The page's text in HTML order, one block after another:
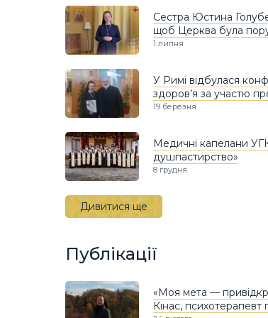
Сестра Юстина
щоб Церква була
1 липня
У Римі відбулася
здоров’я за участю
19 березня
Медичні капелани
душпастирство»
8 грудня
Дивитися ще
Публікації
«Моя мета —
Кінас, психотерапевт